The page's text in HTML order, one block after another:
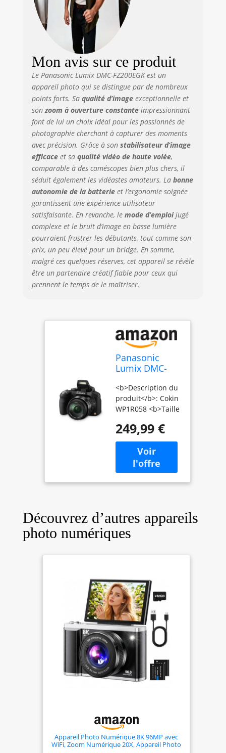
Mon avis sur ce produit
Le Panasonic Lumix DMC-FZ200EGK est un
appareil photo qui se distingue par de nombreux
points forts. Sa qualité d’imageexceptionnelle et
sonzoom à ouverture constanteimpressionnant
font de lui un choix idéal pour les passionnés de
photographie cherchant à capturer des moments
avec précision. Grâce à son stabilisateur d’image
efficaceet sa qualité vidéo de haute volée,
comparable à des caméscopes bien plus chers, il
séduit également les vidéastes amateurs. La bonne
autonomie de la batterieet l’ergonomie soignée
garantissent une expérience utilisateur
satisfaisante. En revanche, le mode d’emploijugé
complexe et le bruit d’image en basse lumière
pourraient frustrer les débutants, tout comme son
prix, un peu élevé pour un bridge. En somme,
malgré ces quelques réserves, cet appareil se révèle
être un partenaire créatif fiable pour ceux qui
prennent le temps de le maîtriser.
Panasonic
Lumix DMC-
Appareil photo
numérique (12
mégapixels,
24 fois, écran
7,6 cm Display,
Super zoom,
vidéo Full HD)
noir (Import
Europe)
<b>Description du
produit</b>: Cokin
WP1R058 <b>Taille
cm
249,99 €
Découvrez d’autres appareils
photo numériques
Appareil Photo Numérique 8K 96MP avec
WiFi, Zoom Numérique 20X, Appareil Photo